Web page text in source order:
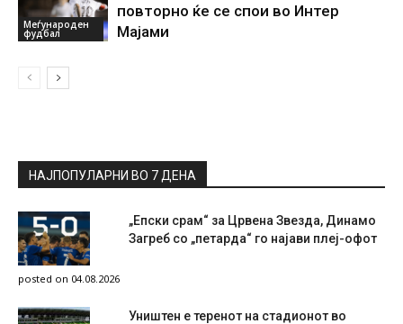
Меѓународен
фудбал
повторно ќе се спои во Интер
Мајами
НАЈПОПУЛАРНИ ВО 7 ДЕНА
„Епски срам“ за Црвена Звезда, Динамо
Загреб со „петарда“ го најави плеј-офот
posted on 04.08.2026
Уништен е теренот на стадионот во